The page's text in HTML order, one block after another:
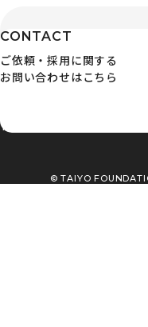
CONTACT
ご依頼・採用に関する
お問い合わせはこちら
TEL : 03-3663-5561
© TAIYO